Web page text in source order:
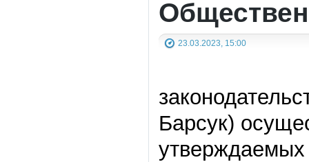
23.03.2023, 15:00
Барсук)
утверждаемых